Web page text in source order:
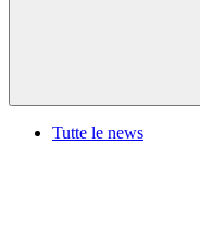
Tutte le news